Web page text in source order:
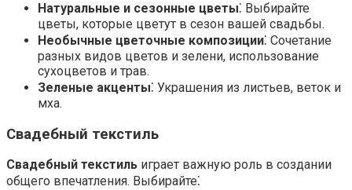
Натуральные и сезонные цветы⁚ Выбирайте
цветы, которые цветут в сезон вашей свадьбы.
Необычные цветочные композиции⁚ Сочетание
разных видов цветов и зелени, использование
сухоцветов и трав.
Зеленые акценты⁚ Украшения из листьев, веток и
мха.
Свадебный текстиль
Свадебный текстиль играет важную роль в создании
общего впечатления. Выбирайте⁚